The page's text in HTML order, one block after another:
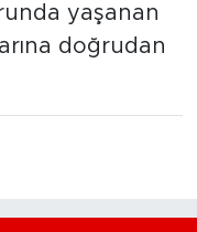
yaşanan
doğrudan